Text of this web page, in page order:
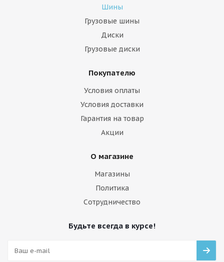
Шины
Грузовые шины
Диски
Грузовые диски
Покупателю
Условия оплаты
Условия доставки
Гарантия на товар
Акции
О магазине
Магазины
Политика
Сотрудничество
Будьте всегда в курсе!